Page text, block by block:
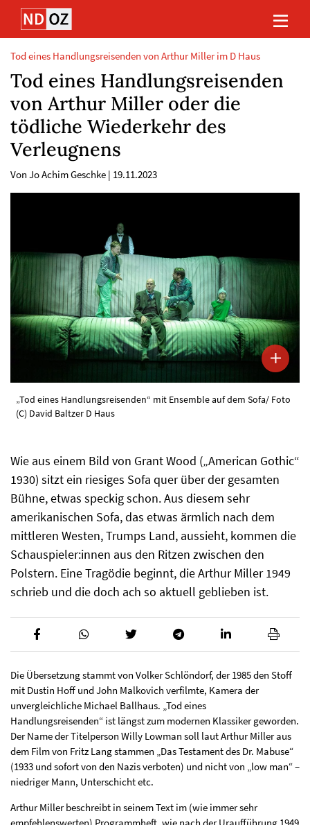
Direkt
Inhalt
(Eingabetaste)
Direkt
Hauptmenu
(Eingabetaste)
Direkt
Suche
(Eingabetaste)
Direkt
Footer
(Eingabetaste)
Tod eines Handlungsreisenden von Arthur Miller im D Haus
Tod eines Handlungsreisenden
von Arthur Miller oder die
tödliche Wiederkehr des
Verleugnens
Von Jo Achim Geschke | 19.11.2023
„Tod eines Handlungsreisenden“ mit Ensemble auf dem Sofa/ Foto
(C) David Baltzer D Haus
Wie aus einem Bild von Grant Wood („American Gothic“
1930) sitzt ein riesiges Sofa quer über der gesamten
Bühne, etwas speckig schon. Aus diesem sehr
amerikanischen Sofa, das etwas ärmlich nach dem
mittleren Westen, Trumps Land, aussieht, kommen die
Schauspieler:innen aus den Ritzen zwischen den
Polstern. Eine Tragödie beginnt, die Arthur Miller 1949
schrieb und die doch ach so aktuell geblieben ist.
Die Übersetzung stammt von Volker Schlöndorf, der 1985 den Stoff
mit Dustin Hoff und John Malkovich verfilmte, Kamera der
unvergleichliche Michael Ballhaus. „Tod eines
Handlungsreisenden“ ist längst zum modernen Klassiker geworden.
Der Name der Titelperson Willy Lowman soll laut Arthur Miller aus
dem Film von Fritz Lang stammen „Das Testament des Dr. Mabuse“
(1933 und sofort von den Nazis verboten) und nicht von „low man“ –
niedriger Mann, Unterschicht etc.
Arthur Miller beschreibt in seinem Text im (wie immer sehr